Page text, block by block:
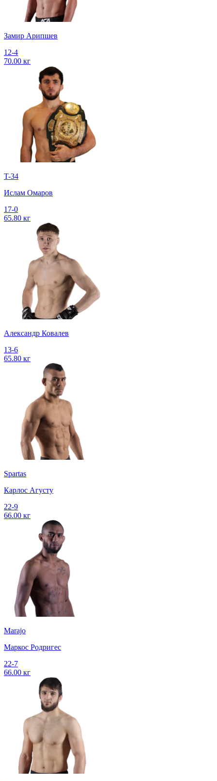
Замир Арипшев
12-4
70.00 кг
T-34
Ислам Омаров
17-0
65.80 кг
Александр Ковалев
13-6
65.80 кг
Spartas
Карлос Агусту
22-9
66.00 кг
Marajo
Маркос Родригес
22-7
66.00 кг